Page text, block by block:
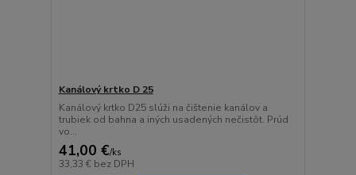
Kanálový krtko D 25
Kanálový krtko D25 slúži na čištenie kanálov a
trubiek od bahna a iných usadených nečistôt. Prúd
vo...
41,00 €/ks
33,33 € bez DPH